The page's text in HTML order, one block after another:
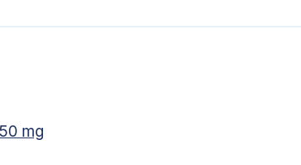
mg